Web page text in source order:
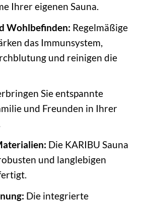
Ihrer eigenen Sauna.
Wohlbefinden: Regelmäßige
das Immunsystem,
und reinigen die
Sie entspannte
und Freunden in Ihrer
Die KARIBU Sauna
und langlebigen
Die integrierte